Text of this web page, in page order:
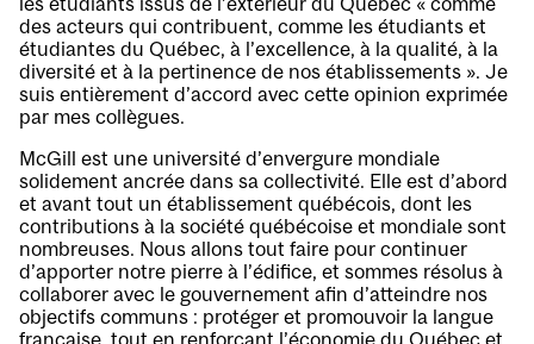
des acteurs qui contribuent, comme les étudiants et
étudiantes du Québec, à l’excellence, à la qualité, à la
diversité et à la pertinence de nos établissements ». Je
suis entièrement d’accord avec cette opinion exprimée
par mes collègues.
McGill est une université d’envergure mondiale
solidement ancrée dans sa collectivité. Elle est d’abord
et avant tout un établissement québécois, dont les
contributions à la société québécoise et mondiale sont
nombreuses. Nous allons tout faire pour continuer
d’apporter notre pierre à l’édifice, et sommes résolus à
collaborer avec le gouvernement afin d’atteindre nos
objectifs communs : protéger et promouvoir la langue